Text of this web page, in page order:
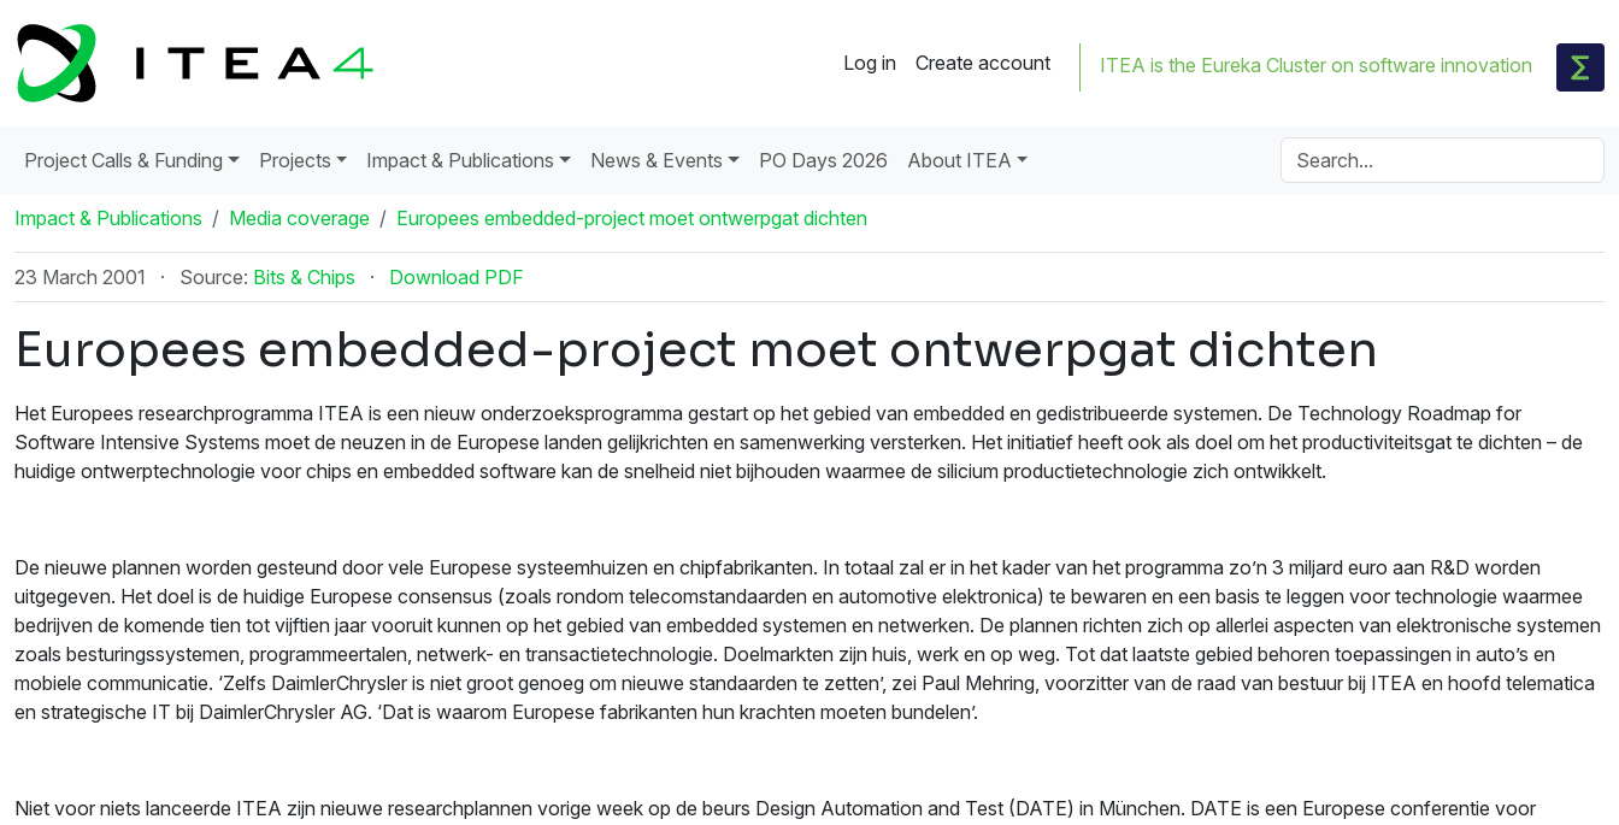
Log in Create account ITEA is the Eureka Cluster on software innovation
Project Calls & Funding Projects Impact & Publications News & Events PO Days 2026 About ITEA
Impact & Publications Media coverage Europees embedded-project moet ontwerpgat dichten
23 March 2001 · Source: Bits & Chips · Download PDF
Europees embedded-project moet ontwerpgat dichten
Het Europees researchprogramma ITEA is een nieuw onderzoeksprogramma gestart op het gebied van embedded en gedistribueerde systemen. De Technology Roadmap for
Software Intensive Systems moet de neuzen in de Europese landen gelijkrichten en samenwerking versterken. Het initiatief heeft ook als doel om het productiviteitsgat te dichten – de
huidige ontwerptechnologie voor chips en embedded software kan de snelheid niet bijhouden waarmee de silicium productietechnologie zich ontwikkelt.
De nieuwe plannen worden gesteund door vele Europese systeemhuizen en chipfabrikanten. In totaal zal er in het kader van het programma zo’n 3 miljard euro aan R&D worden
uitgegeven. Het doel is de huidige Europese consensus (zoals rondom telecomstandaarden en automotive elektronica) te bewaren en een basis te leggen voor technologie waarmee
bedrijven de komende tien tot vijftien jaar vooruit kunnen op het gebied van embedded systemen en netwerken. De plannen richten zich op allerlei aspecten van elektronische systemen
zoals besturingssystemen, programmeertalen, netwerk- en transactietechnologie. Doelmarkten zijn huis, werk en op weg. Tot dat laatste gebied behoren toepassingen in auto’s en
mobiele communicatie. ‘Zelfs DaimlerChrysler is niet groot genoeg om nieuwe standaarden te zetten’, zei Paul Mehring, voorzitter van de raad van bestuur bij ITEA en hoofd telematica
en strategische IT bij DaimlerChrysler AG. ‘Dat is waarom Europese fabrikanten hun krachten moeten bundelen’.
Niet voor niets lanceerde ITEA zijn nieuwe researchplannen vorige week op de beurs Design Automation and Test (DATE) in München. DATE is een Europese conferentie voor